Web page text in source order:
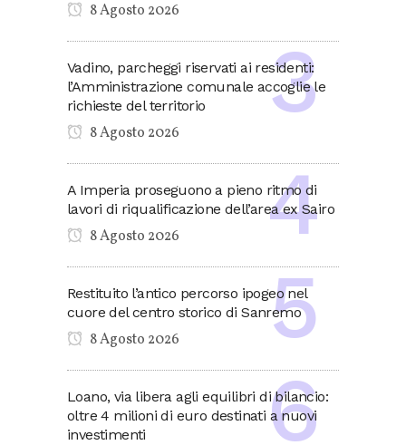
8 Agosto 2026
Vadino, parcheggi riservati ai residenti:
l’Amministrazione comunale accoglie le
richieste del territorio
8 Agosto 2026
A Imperia proseguono a pieno ritmo di
lavori di riqualificazione dell’area ex Sairo
8 Agosto 2026
Restituito l’antico percorso ipogeo nel
cuore del centro storico di Sanremo
8 Agosto 2026
Loano, via libera agli equilibri di bilancio:
oltre 4 milioni di euro destinati a nuovi
investimenti